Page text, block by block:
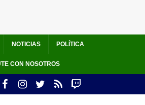
NOTICIAS POLÍTICA
CON NOSOTROS